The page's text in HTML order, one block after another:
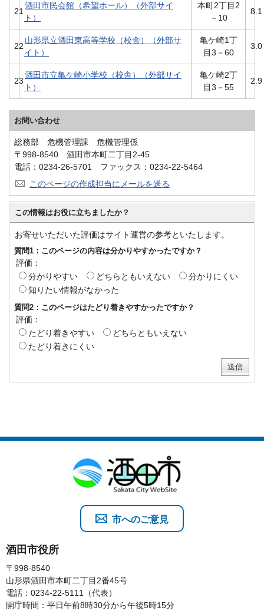
21
酒田市民会館（希望ホール）（外部サイ
ト）
本町2丁目2
－10
8.1
22
山形県立酒田東高等学校（校舎）（外部サ
イト）
亀ケ崎1丁
目3－60
3.0
23
酒田市立亀ケ崎小学校（校舎）（外部サイ
ト）
亀ケ崎2丁
目3－55
2.9
お問い合わせ
総務部 危機管理課 危機管理係
〒998-8540 酒田市本町二丁目2-45
電話：0234-26-5701 ファックス：0234-22-5464
このページの作成担当にメールを送る
この情報はお役に立ちましたか？
お寄せいただいた評価はサイト運営の参考といたします。
質問1：このページの内容は分かりやすかったですか？
評価：
分かりやすい
どちらともいえない
分かりにくい
知りたい情報がなかった
質問2：このページはたどり着きやすかったですか？
評価：
たどり着きやすい
どちらともいえない
たどり着きにくい
酒田市役所
〒998-8540
山形県酒田市本町二丁目2番45号
電話：0234-22-5111（代表）
開庁時間：平日午前8時30分から午後5時15分
市へのご意見